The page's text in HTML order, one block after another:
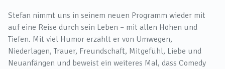
Stefan nimmt uns in seinem neuen Programm wieder mit
auf eine Reise durch sein Leben – mit allen Höhen und
Tiefen. Mit viel Humor erzählt er von Umwegen,
Niederlagen, Trauer, Freundschaft, Mitgefühl, Liebe und
Neuanfängen und beweist ein weiteres Mal, dass Comedy